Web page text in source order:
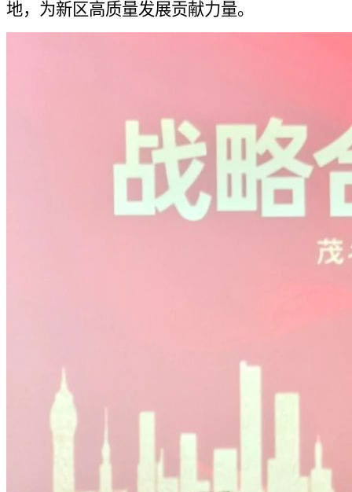
地，为新区高质量发展贡献力量。